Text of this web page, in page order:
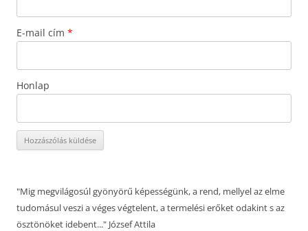
E-mail cím *
Honlap
"Mig megvilágosúl gyönyörű képességünk, a rend, mellyel az elme
tudomásul veszi a véges végtelent, a termelési erőket odakint s az
ösztönöket idebent..." József Attila